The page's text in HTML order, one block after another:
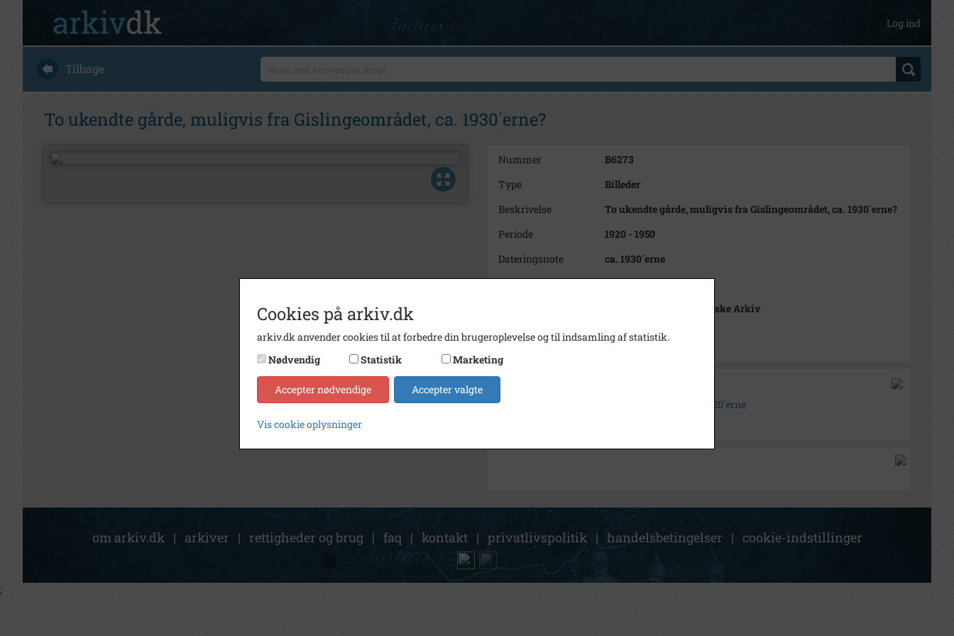
Log ind
Tilbage
To ukendte gårde, muligvis fra Gislingeområdet, ca. 1930´erne?
Nummer
B6273
Type
Billeder
Beskrivelse
To ukendte gårde, muligvis fra Gislingeområdet, ca. 1930´erne?
Periode
1920 - 1950
Dateringsnote
ca. 1930´erne
Fotograf
Ukendt
Svinninge Lokalhistoriske Arkiv
Kontakt arkivet
Søg videre i Svinninge Lokalhistoriske Arkiv
Hansen, N.P., Grevingevej 5, Gisl. billedsaml., 1920´erne
om arkiv.dk | arkiver | rettigheder og brug | faq | kontakt | privatlivspolitik | handelsbetingelser | cookie-indstillinger
Cookies på arkiv.dk
arkiv.dk anvender cookies til at forbedre din brugeroplevelse og til indsamling af statistik.
Nødvendig
Statistik Marketing
Accepter nødvendige Accepter valgte
Vis cookie oplysninger
;